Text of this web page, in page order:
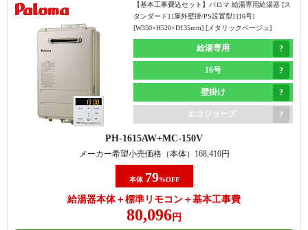
【基本工事費込セット】
パロマ 給湯専用給湯器 [ス
タンダード] [屋外壁掛/PS設置型] [16号]
[W350×H520×D135mm] [メタリックベージュ]
給湯専用
16号
壁掛け
エコジョーズ
PH-1615AW MC-150V
メーカー希望小売価格（本体） 168,410円
本体 79%OFF
給湯器本体＋標準リモコン＋基本工事費
80,096 円